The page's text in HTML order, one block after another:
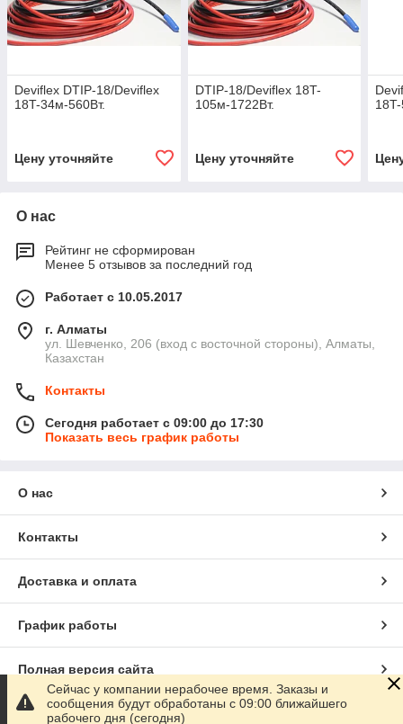
Deviflex DTIP-18/Deviflex
18T-34м-560Вт.
Цену уточняйте
DTIP-18/Deviflex 18T-
105м-1722Вт.
Цену уточняйте
О нас
Рейтинг не сформирован
Менее 5 отзывов за последний год
Работает с 10.05.2017
г. Алматы
ул. Шевченко, 206 (вход с восточной стороны), Алматы,
Казахстан
Контакты
Сегодня работает с 09:00 до 17:30
Показать весь график работы
О нас
Контакты
Доставка и оплата
График работы
Полная версия сайта
Сайт создан на маркетплейсе
Сейчас у компании нерабочее время. Заказы и
сообщения будут обработаны с 09:00 ближайшего
рабочего дня (сегодня)